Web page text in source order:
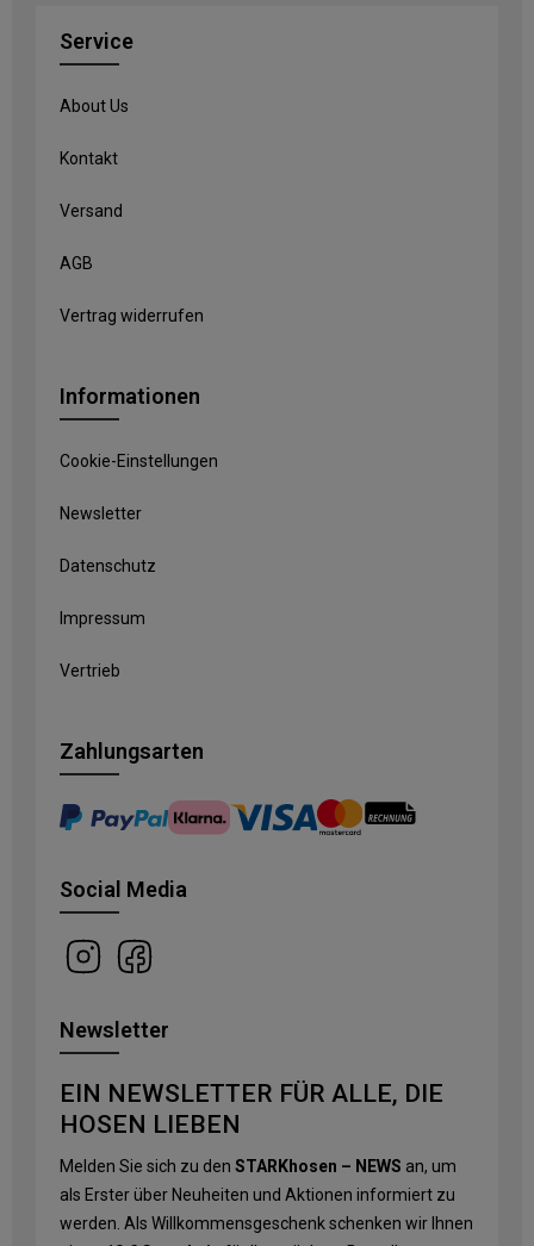
Service
About Us
Kontakt
Versand
AGB
Vertrag widerrufen
Informationen
Cookie-Einstellungen
Newsletter
Datenschutz
Impressum
Vertrieb
Zahlungsarten
Social Media
Newsletter
EIN NEWSLETTER FÜR ALLE, DIE
HOSEN LIEBEN
Melden Sie sich zu den STARKhosen – NEWS an, um
als Erster über Neuheiten und Aktionen informiert zu
werden. Als Willkommensgeschenk schenken wir Ihnen